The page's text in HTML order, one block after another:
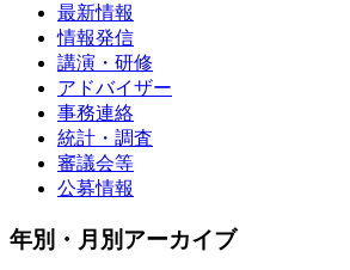
最新情報
情報発信
講演・研修
アドバイザー
事務連絡
統計・調査
審議会等
公募情報
年別・月別アーカイブ